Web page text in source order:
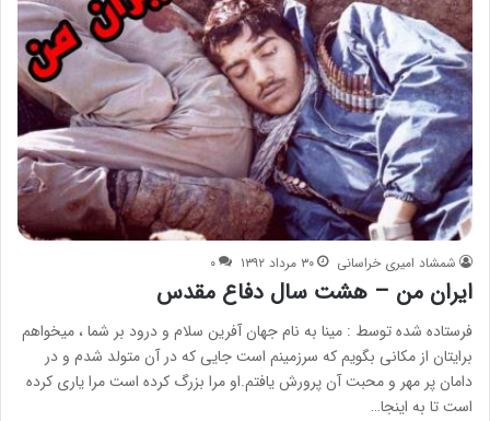
شمشاد امیری خراسانی ۳۰ مرداد ۱۳۹۲ ۰
ایران من – هشت سال دفاع مقدس
فرستاده شده توسط : مینا به نام جهان آفرین سلام و درود بر شما ، میخواهم
برایتان از مکانی بگویم که سرزمینم است جایی که در آن متولد شدم و در
دامان پر مهر و محبت آن پرورش یافتم.او مرا بزرگ کرده است مرا یاری کرده
است تا به اینجا…